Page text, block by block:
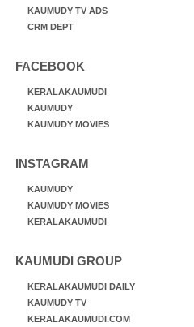
KAUMUDY TV ADS
CRM DEPT
FACEBOOK
KERALAKAUMUDI
KAUMUDY
KAUMUDY MOVIES
INSTAGRAM
KAUMUDY
KAUMUDY MOVIES
KERALAKAUMUDI
KAUMUDI GROUP
KERALAKAUMUDI DAILY
KAUMUDY TV
KERALAKAUMUDI.COM